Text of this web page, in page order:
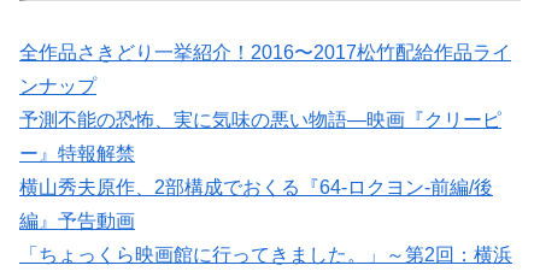
全作品さきどり一挙紹介！2016〜2017松竹配給作品ライ
ンナップ
予測不能の恐怖、実に気味の悪い物語―映画『クリーピ
ー』特報解禁
横山秀夫原作、2部構成でおくる『64-ロクヨン-前編/後
編』予告動画
「ちょっくら映画館に行ってきました。」～第2回：横浜